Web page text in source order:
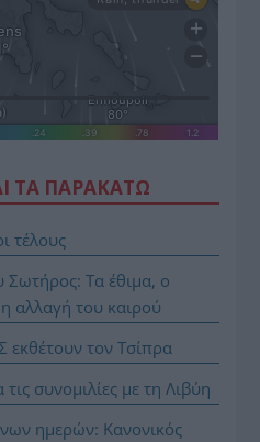
ΤΑ ΠΑΡΑΚΑΤΩ
τέλους
Τα έθιμα, ο
αλλαγή του καιρού
εκθέτουν τον Τσίπρα
συνομιλίες με τη Λιβύη
ημερών: Κανονικός